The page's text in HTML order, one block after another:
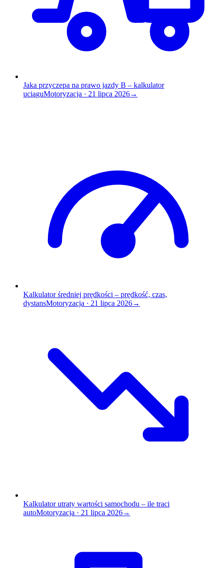
Jaka przyczepa na prawo jazdy B – kalkulator
uciąguMotoryzacja · 21 lipca 2026→
Kalkulator średniej prędkości – prędkość, czas,
dystansMotoryzacja · 21 lipca 2026→
Kalkulator utraty wartości samochodu – ile traci
autoMotoryzacja · 21 lipca 2026→